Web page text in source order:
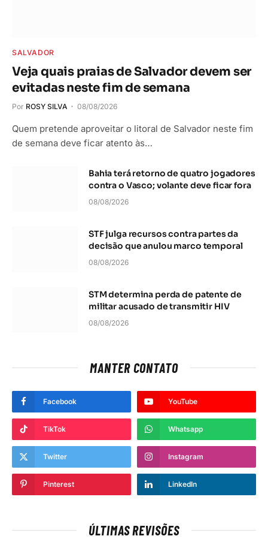
SALVADOR
Veja quais praias de Salvador devem ser
evitadas neste fim de semana
Por ROSY SILVA 08/08/2026
Quem pretende aproveitar o litoral de Salvador neste fim
de semana deve ficar atento às…
Bahia terá retorno de quatro jogadores
contra o Vasco; volante deve ficar fora
08/08/2026
STF julga recursos contra partes da
decisão que anulou marco temporal
08/08/2026
STM determina perda de patente de
militar acusado de transmitir HIV
08/08/2026
MANTER CONTATO
Facebook YouTube
TikTok Whatsapp
Twitter Instagram
Pinterest LinkedIn
ÚLTIMAS REVISÕES